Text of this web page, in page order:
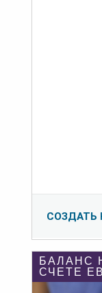
СОЗДАТЬ
БАЛАНС
СЧЕТЕ